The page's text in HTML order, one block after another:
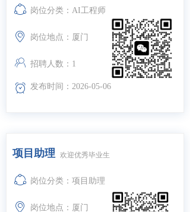
ꁢ 岗位分类：AI工程师
ꀷ 岗位地点：厦门
ꁘ 招聘人数：1
ꀵ 发布时间：2026-05-06
欢迎优秀毕业生
项目助理
ꁢ 岗位分类：项目助理
ꀷ 岗位地点：厦门